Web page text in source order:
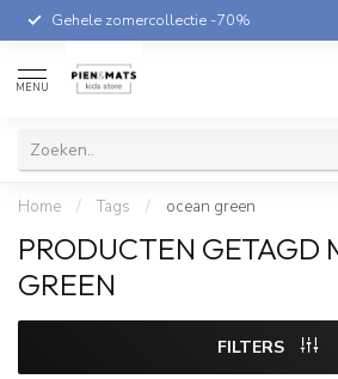
Gehele zomercollectie -70%
MENU
Home / Tags / ocean green
PRODUCTEN GETAGD
GREEN
FILTERS